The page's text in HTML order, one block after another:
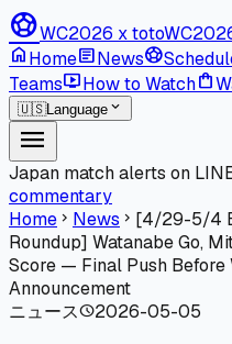
sports_soccerWC2026 x toto
homeHomearticleNewssports_soccer
Teamslive_tvHow to Watchshopping_bag
🇺🇸Language expand_more
menu
Japan match alerts on
commentary
Home chevron_right News chevron_right [4/29-5/4
Roundup] Watanabe Go,
Score — Final Push Before
Announcement
ニュースschedule2026-05-05